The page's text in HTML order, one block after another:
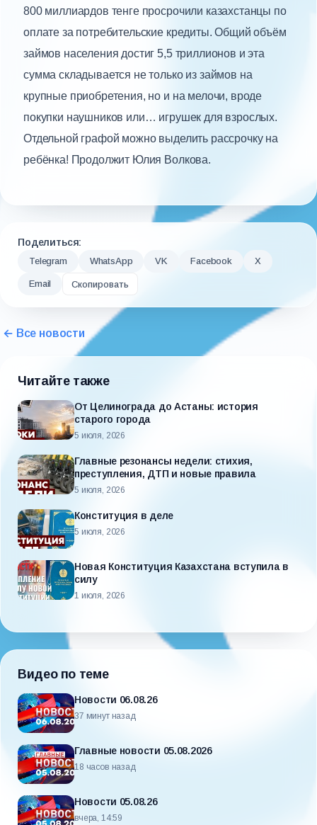
800 миллиардов тенге просрочили казахстанцы по
оплате за потребительские кредиты. Общий объём
займов населения достиг 5,5 триллионов и эта
сумма складывается не только из займов на
крупные приобретения, но и на мелочи, вроде
покупки наушников или… игрушек для взрослых.
Отдельной графой можно выделить рассрочку на
ребёнка! Продолжит Юлия Волкова.
Поделиться:
Telegram WhatsApp VK Facebook X
Email Скопировать
← Все новости
Читайте также
От Целинограда до Астаны: история
старого города
5 июля, 2026
Главные резонансы недели: стихия,
преступления, ДТП и новые правила
5 июля, 2026
Конституция в деле
5 июля, 2026
Новая Конституция Казахстана вступила в
силу
1 июля, 2026
Видео по теме
Новости 06.08.26
37 минут назад
Главные новости 05.08.2026
18 часов назад
Новости 05.08.26
вчера, 14:59